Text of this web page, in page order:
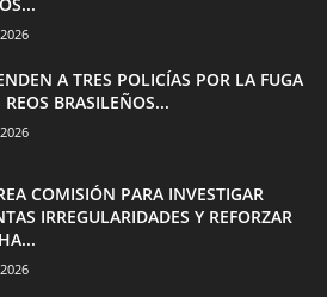
A TRES POLICÍAS POR LA FUGA
REOS BRASILEÑOS...
COMISIÓN PARA INVESTIGAR
IRREGULARIDADES Y REFORZAR